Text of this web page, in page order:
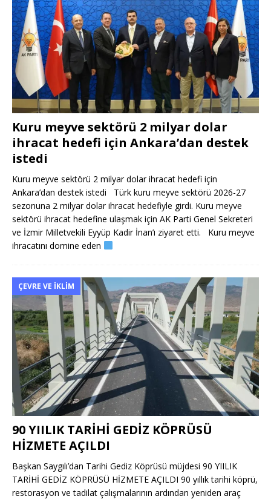
Kuru meyve sektörü 2 milyar dolar
ihracat hedefi için Ankara’dan destek
istedi
Kuru meyve sektörü 2 milyar dolar ihracat hedefi için
Ankara’dan destek istedi Türk kuru meyve sektörü 2026-27
sezonuna 2 milyar dolar ihracat hedefiyle girdi. Kuru meyve
sektörü ihracat hedefine ulaşmak için AK Parti Genel Sekreteri
ve İzmir Milletvekili Eyyüp Kadir İnan’ı ziyaret etti. Kuru meyve
ihracatını domine eden
ÇEVRE VE İKLIM
90 YIILIK TARİHİ GEDİZ KÖPRÜSÜ
HİZMETE AÇILDI
Başkan Saygılı’dan Tarihi Gediz Köprüsü müjdesi 90 YIILIK
TARİHİ GEDİZ KÖPRÜSÜ HİZMETE AÇILDI 90 yıllık tarihi köprü,
restorasyon ve tadilat çalışmalarının ardından yeniden araç